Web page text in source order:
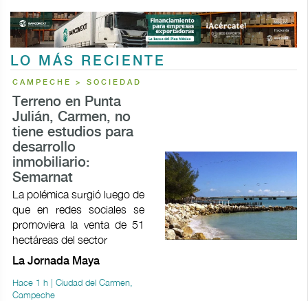
LO MÁS RECIENTE
CAMPECHE > SOCIEDAD
Terreno en Punta
Julián, Carmen, no
tiene estudios para
desarrollo
inmobiliario:
Semarnat
La polémica surgió luego de
que en redes sociales se
promoviera la venta de 51
hectáreas del sector
La Jornada Maya
Hace 1 h | Ciudad del Carmen,
Campeche